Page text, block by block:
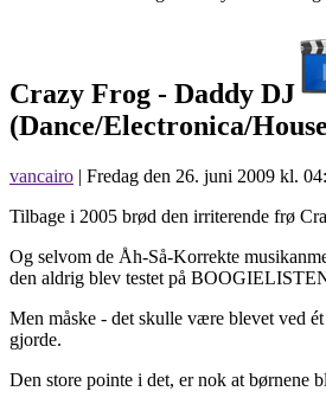
Crazy Frog - Daddy DJ
(Dance/Electronica/
vancairo | Fredag den 26. juni 2009 kl.
Tilbage i 2005 brød den irriterende frø
Og selvom de Åh-Så-Korrekte
den aldrig blev testet på
Men måske - det skulle være blevet ved
gjorde.
Den store pointe i det, er nok at børnene